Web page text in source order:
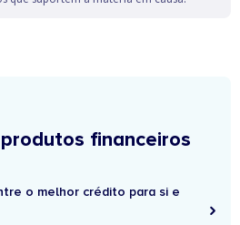
financeiros
o melhor crédito para si e